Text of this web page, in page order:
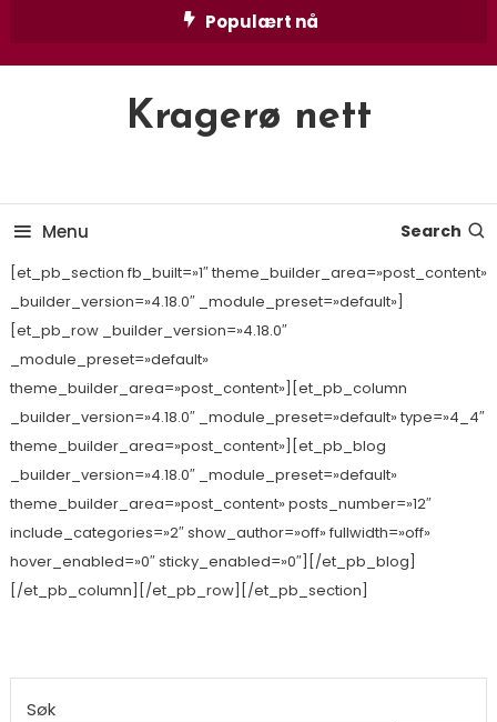
Populært nå
Kragerø nett
Menu Search
[et_pb_section fb_built=»1″ theme_builder_area=»post_content»
_builder_version=»4.18.0″ _module_preset=»default»]
[et_pb_row _builder_version=»4.18.0″
_module_preset=»default»
theme_builder_area=»post_content»][et_pb_column
_builder_version=»4.18.0″ _module_preset=»default» type=»4_4″
theme_builder_area=»post_content»][et_pb_blog
_builder_version=»4.18.0″ _module_preset=»default»
theme_builder_area=»post_content» posts_number=»12″
include_categories=»2″ show_author=»off» fullwidth=»off»
hover_enabled=»0″ sticky_enabled=»0″][/et_pb_blog]
[/et_pb_column][/et_pb_row][/et_pb_section]
Søk